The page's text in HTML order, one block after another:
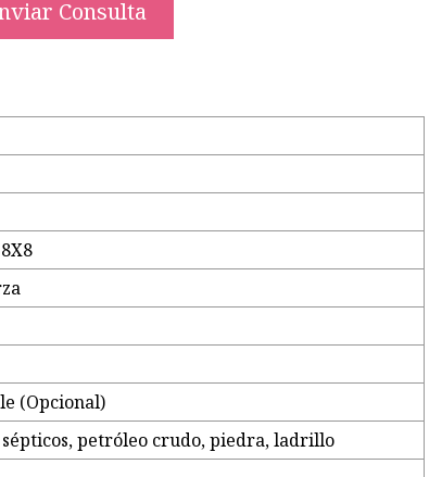
Consulta
(Opcional)
sépticos, petróleo crudo, piedra, ladrillo